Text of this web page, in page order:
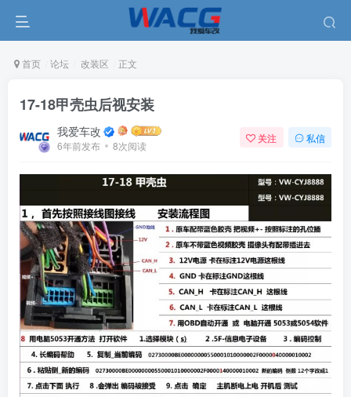
首页 论坛 改装区 正文
17-18甲壳虫后视安装
我爱车改
6年前发布 8次阅读
关注 私信